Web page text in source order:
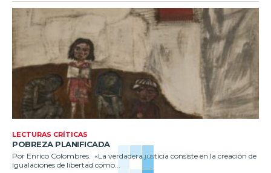
LECTURAS CRÍTICAS
POBREZA PLANIFICADA
Por Enrico Colombres. «La verdadera justicia consiste en la creación de
igualaciones de libertad como...